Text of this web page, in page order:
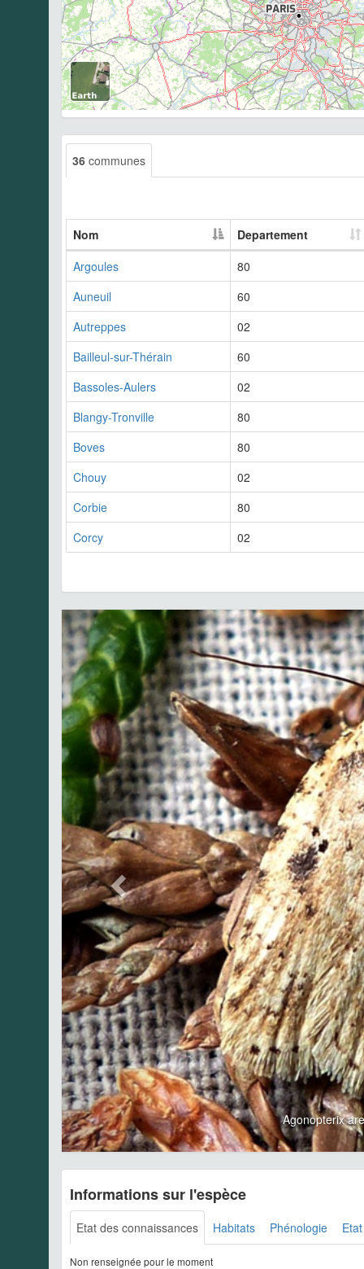
36 communes
Nom
Departement
Argoules
80
Auneuil
60
Autreppes
02
Bailleul-sur-Thérain
60
Bassoles-Aulers
02
Blangy-Tronville
80
Boves
80
Chouy
02
Corbie
80
Corcy
02
Agonopterix
Informations sur l'espèce
Etat des connaissances Habitats Phénologie
Non renseignée pour le moment